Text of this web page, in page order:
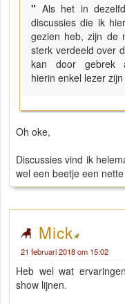
" Als het in
discussies die ik
gezien heb, zijn de
sterk verdeeld over
kan door gebrek
hierin enkel lezer zijn
Oh oke,
Discussies vind ik
wel een beetje een
Mick
21 februari 2018 om 15:02
Heb wel wat
show lijnen.